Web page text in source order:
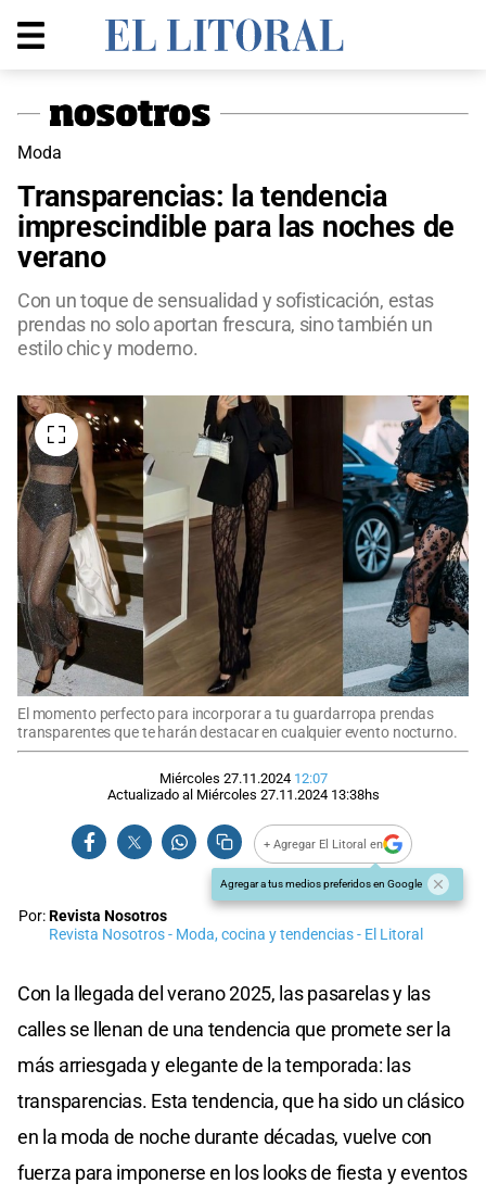
Moda
Transparencias: la tendencia
imprescindible para las noches de
verano
Con un toque de sensualidad y sofisticación, estas
prendas no solo aportan frescura, sino también un
estilo chic y moderno.
El momento perfecto para incorporar a tu guardarropa prendas
transparentes que te harán destacar en cualquier evento nocturno.
Miércoles 27.11.2024 12:07
Actualizado al Miércoles 27.11.2024 13:38hs
+ Agregar El Litoral en
Agregar a tus medios preferidos en Google
Por:Revista Nosotros
Revista Nosotros - Moda, cocina y tendencias - El Litoral
Con la llegada del verano 2025, las pasarelas y las
calles se llenan de una tendencia que promete ser la
más arriesgada y elegante de la temporada: las
transparencias. Esta tendencia, que ha sido un clásico
en la moda de noche durante décadas, vuelve con
fuerza para imponerse en los looks de fiesta y eventos